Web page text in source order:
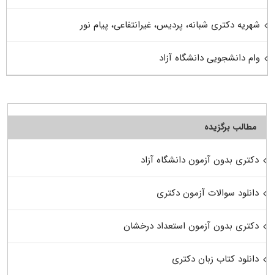
شهریه دکتری شبانه، پردیس، غیرانتفاعی، پیام نور
وام دانشجویی دانشگاه آزاد
مطالب برگزیده
دکتری بدون آزمون دانشگاه آزاد
دانلود سوالات آزمون دکتری
دکتری بدون آزمون استعداد درخشان
دانلود کتاب زبان دکتری